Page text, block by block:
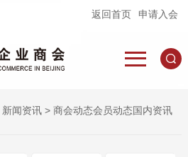
返回首页 申请入会
新闻资讯> 商会动态会员动态国内资讯